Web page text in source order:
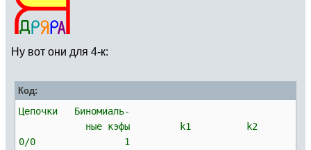
Ну вот они для 4-к:
Код:
Цепочки Биномиаль-
ные кэфы k1 k2
0/0 1